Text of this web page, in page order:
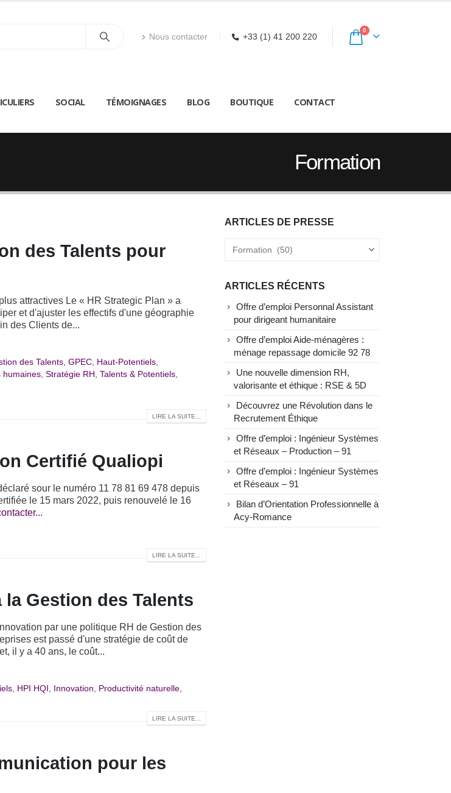
Nous contacter +33 (1) 41 200 220
0
SOCIAL TÉMOIGNAGES BLOG BOUTIQUE CONTACT
Formation
des Talents pour
attractives Le « HR Strategic Plan » a
et d'ajuster les effectifs d'une géographie
des Clients de...
des Talents ,GPEC Haut-Potentiels
humaines Stratégie RH Talents & Potentiels
LIRE LA SUITE...
Certifié Qualiopi
sour le numéro 11 78 81 69 478 depuis
le 15 mars 2022, puis renouvelé le 16
LIRE LA SUITE...
la Gestion des Talents
par une politique RH de Gestion des
est passé d'une stratégie de coût de
il y a 40 ans, le coût...
HPI HQI Innovation Productivité naturelle
LIRE LA SUITE...
pour les
ARTICLES DE PRESSE
de
ARTICLES RÉCENTS
Offre d’emploi Personnal Assistant
pour dirigeant humanitaire
Offre d’emploi Aide-ménagères :
ménage repassage domicile 92 78
Une nouvelle dimension RH,
valorisante et éthique : RSE & 5D
Découvrez une Révolution dans le
Recrutement Éthique
Offre d’emploi : Ingénieur Systèmes
et Réseaux – Production – 91
Offre d’emploi : Ingénieur Systèmes
et Réseaux – 91
Bilan d’Orientation Professionnelle à
Acy-Romance